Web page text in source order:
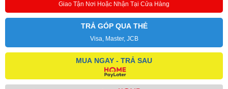
Giao Tận Nơi Hoặc Nhận Tại Cửa Hàng
TRẢ GÓP QUA THẺ
Visa, Master, JCB
MUA NGAY - TRẢ SAU